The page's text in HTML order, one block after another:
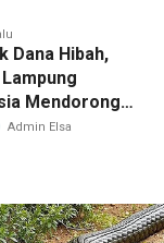
Dana Hibah,
Mendorong
dan DPRD
Admin Elsa